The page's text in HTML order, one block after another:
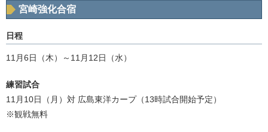
宮崎強化合宿
日程
11月6日（木）～11月12日（水）
練習試合
11月10日（月）対 広島東洋カープ（13時試合開始予定）
※観戦無料